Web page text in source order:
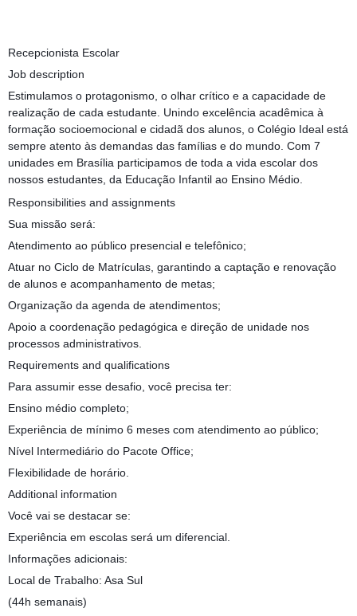
Recepcionista Escolar
Job description
Estimulamos o protagonismo, o olhar crítico e a capacidade de
realização de cada estudante. Unindo excelência acadêmica à
formação socioemocional e cidadã dos alunos, o Colégio Ideal está
sempre atento às demandas das famílias e do mundo. Com 7
unidades em Brasília participamos de toda a vida escolar dos
nossos estudantes, da Educação Infantil ao Ensino Médio.
Responsibilities and assignments
Sua missão será:
Atendimento ao público presencial e telefônico;
Atuar no Ciclo de Matrículas, garantindo a captação e renovação
de alunos e acompanhamento de metas;
Organização da agenda de atendimentos;
Apoio a coordenação pedagógica e direção de unidade nos
processos administrativos.
Requirements and qualifications
Para assumir esse desafio, você precisa ter:
Ensino médio completo;
Experiência de mínimo 6 meses com atendimento ao público;
Nível Intermediário do Pacote Office;
Flexibilidade de horário.
Additional information
Você vai se destacar se:
Experiência em escolas será um diferencial.
Informações adicionais:
Local de Trabalho: Asa Sul
(44h semanais)